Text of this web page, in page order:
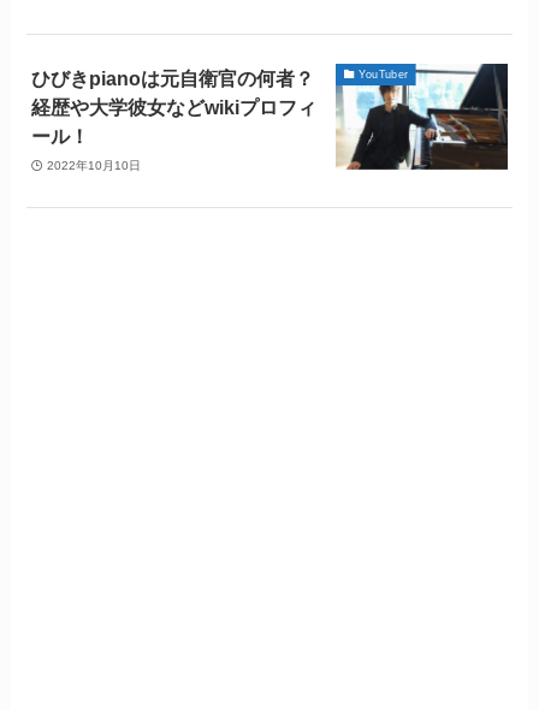
YouTuber
ひびきpianoは元自衛官の何者？
経歴や大学彼女などwikiプロフィ
ール！
2022年10月10日